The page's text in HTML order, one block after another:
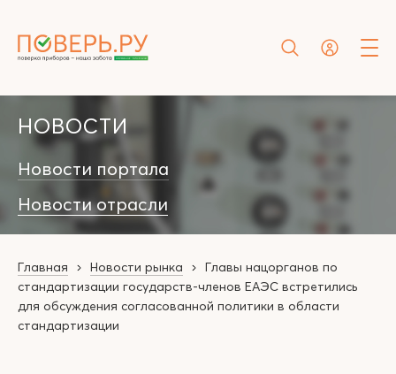
НОВОСТИ
Новости портала
Новости отрасли
Главная Новости рынка
Главы нацорганов по
стандартизации государств-членов ЕАЭС встретились
для обсуждения согласованной политики в области
стандартизации